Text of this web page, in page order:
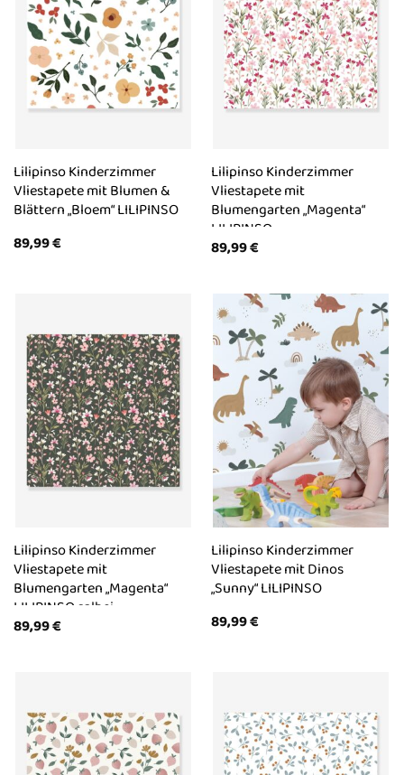
Lilipinso Kinderzimmer
Vliestapete mit Blumen &
Blättern „Bloem“ LILIPINSO
89,99€
Lilipinso Kinderzimmer
Vliestapete mit
Blumengarten „Magenta“
LILIPINSO
89,99€
Lilipinso Kinderzimmer
Vliestapete mit
Blumengarten „Magenta“
LILIPINSO salbei
89,99€
Lilipinso Kinderzimmer
Vliestapete mit Dinos
„Sunny“ LILIPINSO
89,99€